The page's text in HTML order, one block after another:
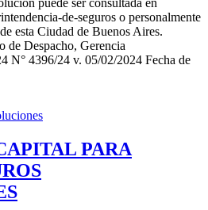
de-seguros o personalmente
esta Ciudad de Buenos Aires.
de Despacho, Gerencia
N° 4396/24 v. 05/02/2024 Fecha de
PARA